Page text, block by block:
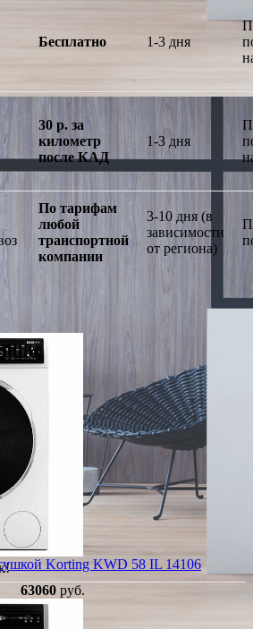
Бесплатно 1-3 дня
30 р. за
километр
после КАД
1-3 дня
По тарифам
любой
транспортной
компании
3-10 дня (в
зависимости
от региона)
Korting KWD 58 IL 14106
63060 руб.